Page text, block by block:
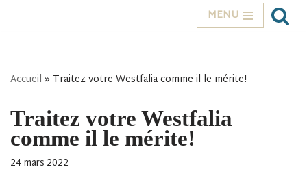
contenu
MENU
Accueil » Traitez votre Westfalia comme il le mérite!
Traitez votre Westfalia
comme il le mérite!
24 mars 2022